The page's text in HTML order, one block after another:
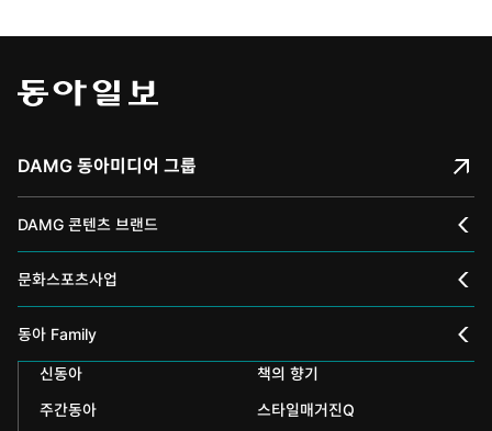
DAMG 동아미디어 그룹
DAMG 콘텐츠 브랜드
채널A
스포츠동아
어린이동아
에듀동아
문화스포츠사업
동아 신춘문예
동아국악콩쿠르
동아 Family
인촌기념회
신동아
책의 향기
주간동아
스타일매거진Q